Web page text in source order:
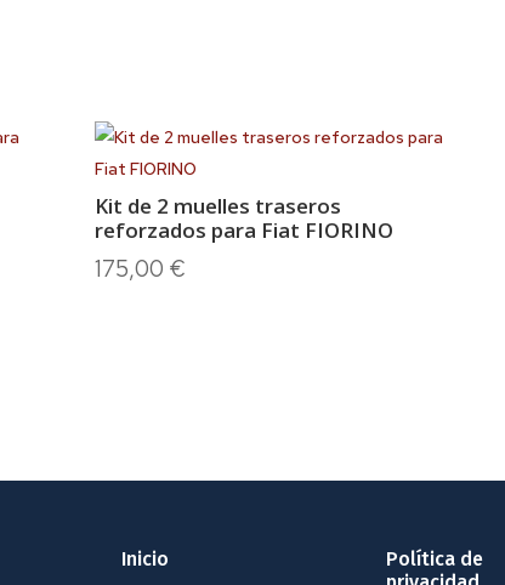
Kit de 2 muelles traseros
reforzados para Fiat FIORINO
175,00 €
Inicio
Política de